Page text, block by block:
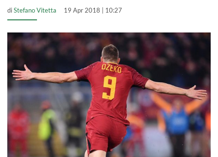
diStefano Vitetta 19 Apr 2018 | 10:27